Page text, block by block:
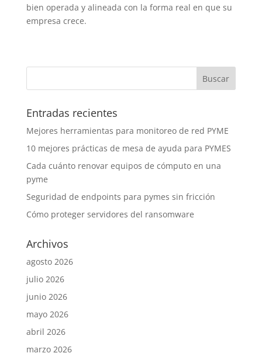
bien operada y alineada con la forma real en que su
empresa crece.
Entradas recientes
Mejores herramientas para monitoreo de red PYME
10 mejores prácticas de mesa de ayuda para PYMES
Cada cuánto renovar equipos de cómputo en una
pyme
Seguridad de endpoints para pymes sin fricción
Cómo proteger servidores del ransomware
Archivos
agosto 2026
julio 2026
junio 2026
mayo 2026
abril 2026
marzo 2026